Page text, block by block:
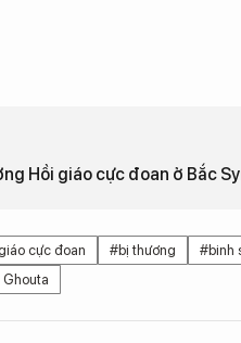
Hồi giáo cực đoan ở Bắc
cực đoan #bị thương #binh